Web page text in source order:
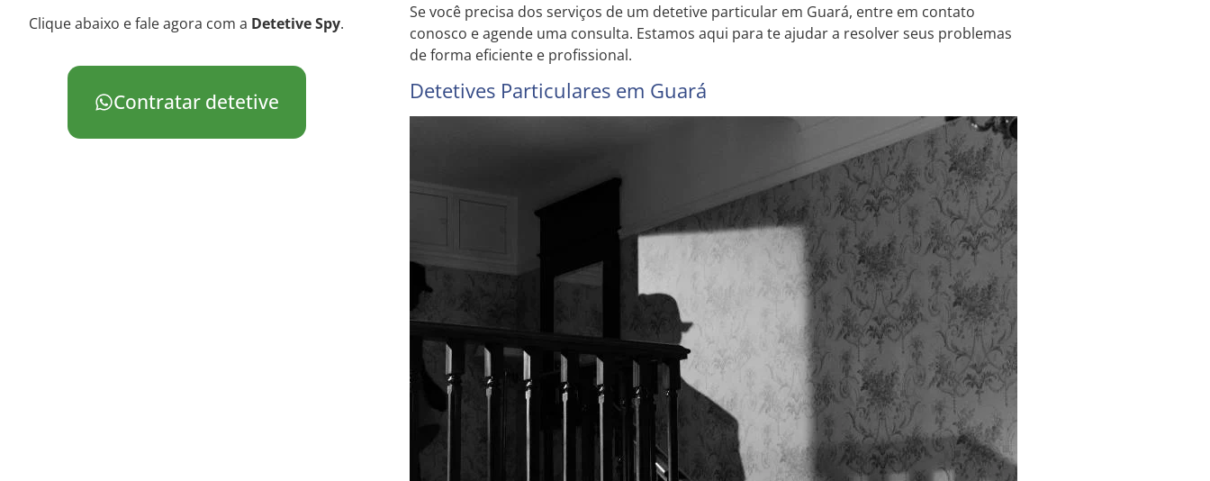
Clique abaixo e fale agora com a Detetive Spy.
Contratar detetive
Se você precisa dos serviços de um detetive particular em Guará, entre em contato
conosco e agende uma consulta. Estamos aqui para te ajudar a resolver seus problemas
de forma eficiente e profissional.
Detetives Particulares em Guará